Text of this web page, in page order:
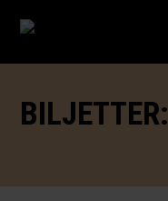
BILJETTER: